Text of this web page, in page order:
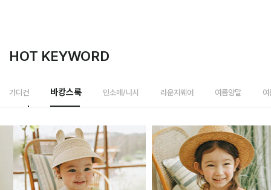
HOT KEYWORD
가디건 바캉스룩 민소매/나시 라운지웨어 여름양말